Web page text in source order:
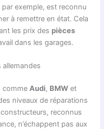
par exemple, est reconnu
à remettre en état. Cela
les prix des pièces
dans les garages.
allemandes
commeAudi, BMW et
niveaux de réparations
reconnus
n’échappent pas aux